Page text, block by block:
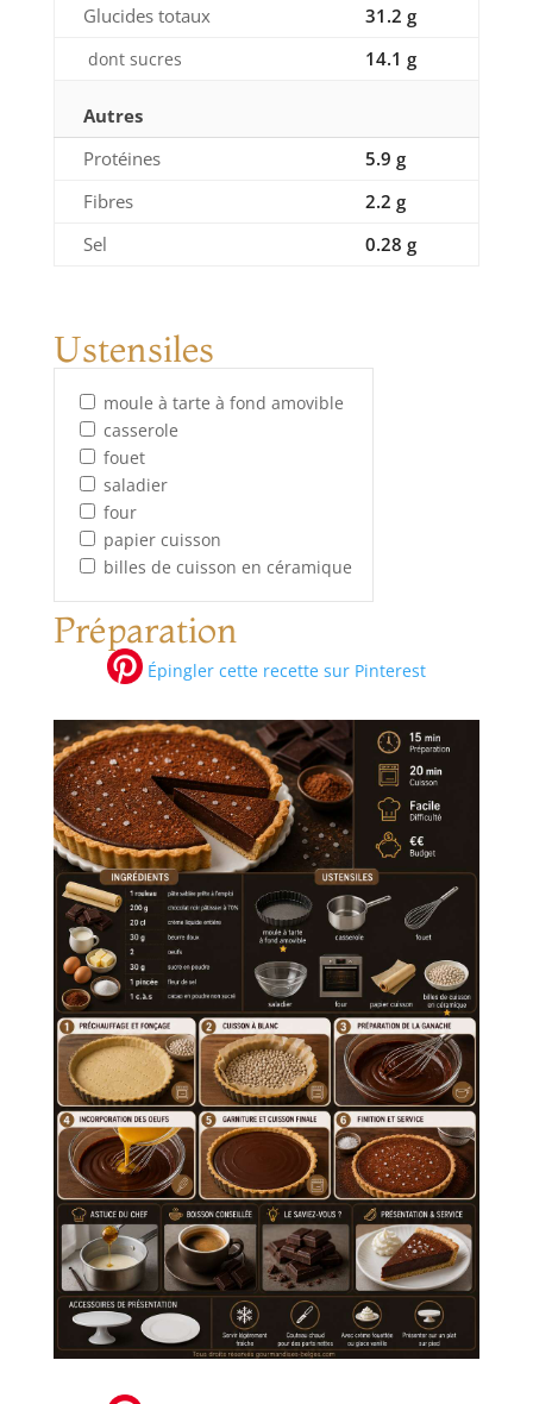
Glucides totaux 31.2 g
dont sucres 14.1 g
Autres
Protéines
5.9 g
Fibres
2.2 g
Sel
0.28 g
Ustensiles
moule à tarte à fond amovible
casserole
fouet
saladier
four
papier cuisson
billes de cuisson en céramique
Préparation
Épingler cette recette sur Pinterest